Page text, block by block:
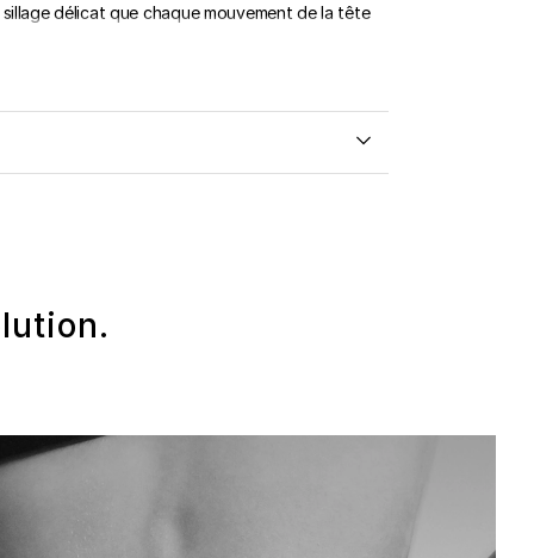
sillage délicat que chaque mouvement de la tête